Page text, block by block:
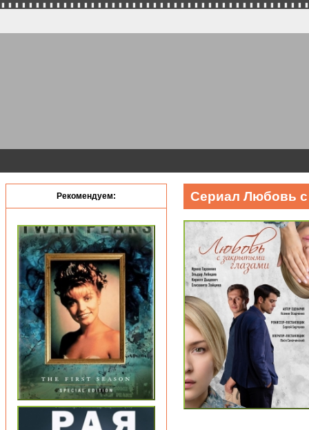
Сериал Любовь с
Рекомендуем: